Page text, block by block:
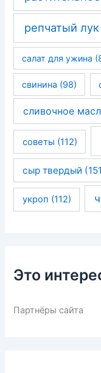
репчатый лук
салат для ужина
свинина (98)
сливочное
советы (112)
сыр твердый
укроп (112)
Это
Партнёры сайта